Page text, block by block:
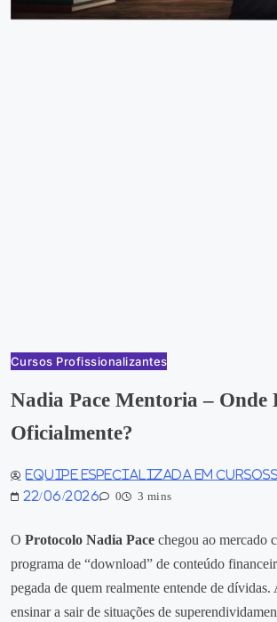
Cursos Profissionalizantes
Nadia Pace Mentoria – Onde
Oficialmente?
Equipe especializada em
22/06/2026
0 3 mins
O Protocolo Nadia Pace chegou ao mercado
programa de “download” de conteúdo
pegada de quem realmente entende de dívidas.
ensinar a sair de situações de